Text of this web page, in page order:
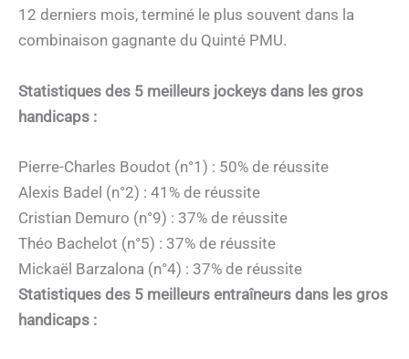
12 derniers mois, terminé le plus souvent dans la
combinaison gagnante du Quinté PMU.
Statistiques des 5 meilleurs jockeys dans les gros
handicaps :
Pierre-Charles Boudot (n°1) : 50% de réussite
Alexis Badel (n°2) : 41% de réussite
Cristian Demuro (n°9) : 37% de réussite
Théo Bachelot (n°5) : 37% de réussite
Mickaël Barzalona (n°4) : 37% de réussite
Statistiques des 5 meilleurs entraîneurs dans les gros
handicaps :